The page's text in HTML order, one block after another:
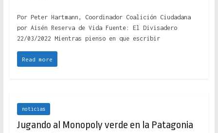
Por Peter Hartmann, Coordinador Coalición Ciudadana
por Aisén Reserva de Vida Fuente: El Divisadero
22/03/2022 Mientras pienso en que escribir
Read more
noticias
Jugando al Monopoly verde en la Patagonia